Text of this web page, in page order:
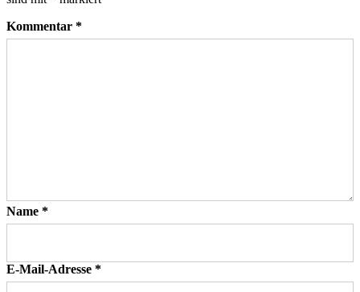
Kommentar *
Name *
E-Mail-Adresse *